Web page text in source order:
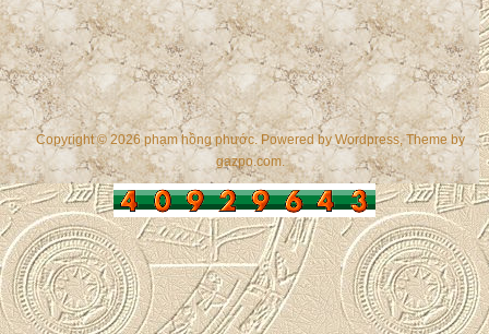
Copyright © 2026 phạm hồng phước. Powered byWordpress , Theme by
gazpo.com.